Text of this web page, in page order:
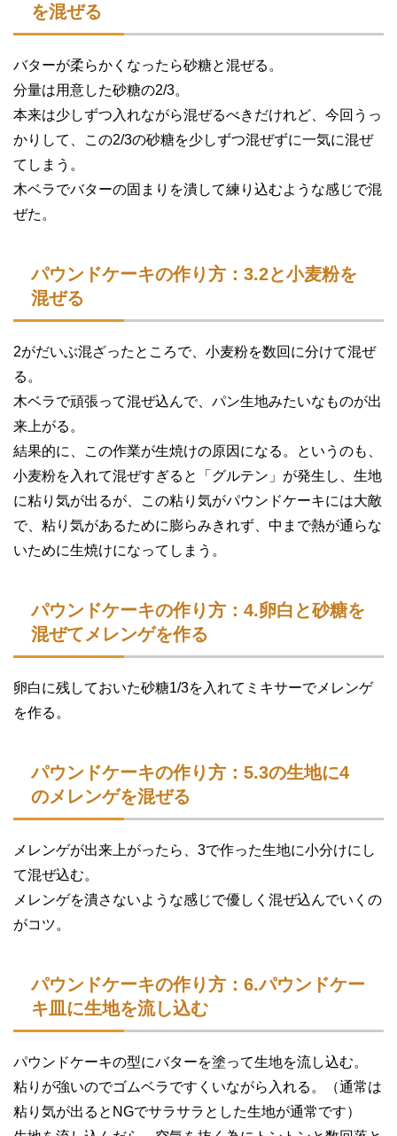
を混ぜる
バターが柔らかくなったら砂糖と混ぜる。
分量は用意した砂糖の2/3。
本来は少しずつ入れながら混ぜるべきだけれど、今回うっ
かりして、この2/3の砂糖を少しずつ混ぜずに一気に混ぜ
てしまう。
木ベラでバターの固まりを潰して練り込むような感じで混
ぜた。
パウンドケーキの作り方：3.2と小麦粉を
混ぜる
2がだいぶ混ざったところで、小麦粉を数回に分けて混ぜ
る。
木ベラで頑張って混ぜ込んで、パン生地みたいなものが出
来上がる。
結果的に、この作業が生焼けの原因になる。というのも、
小麦粉を入れて混ぜすぎると「グルテン」が発生し、生地
に粘り気が出るが、この粘り気がパウンドケーキには大敵
で、粘り気があるために膨らみきれず、中まで熱が通らな
いために生焼けになってしまう。
パウンドケーキの作り方：4.卵白と砂糖を
混ぜてメレンゲを作る
卵白に残しておいた砂糖1/3を入れてミキサーでメレンゲ
を作る。
パウンドケーキの作り方：5.3の生地に4
のメレンゲを混ぜる
メレンゲが出来上がったら、3で作った生地に小分けにし
て混ぜ込む。
メレンゲを潰さないような感じで優しく混ぜ込んでいくの
がコツ。
パウンドケーキの作り方：6.パウンドケー
キ皿に生地を流し込む
パウンドケーキの型にバターを塗って生地を流し込む。
粘りが強いのでゴムベラですくいながら入れる。（通常は
粘り気が出るとNGでサラサラとした生地が通常です）